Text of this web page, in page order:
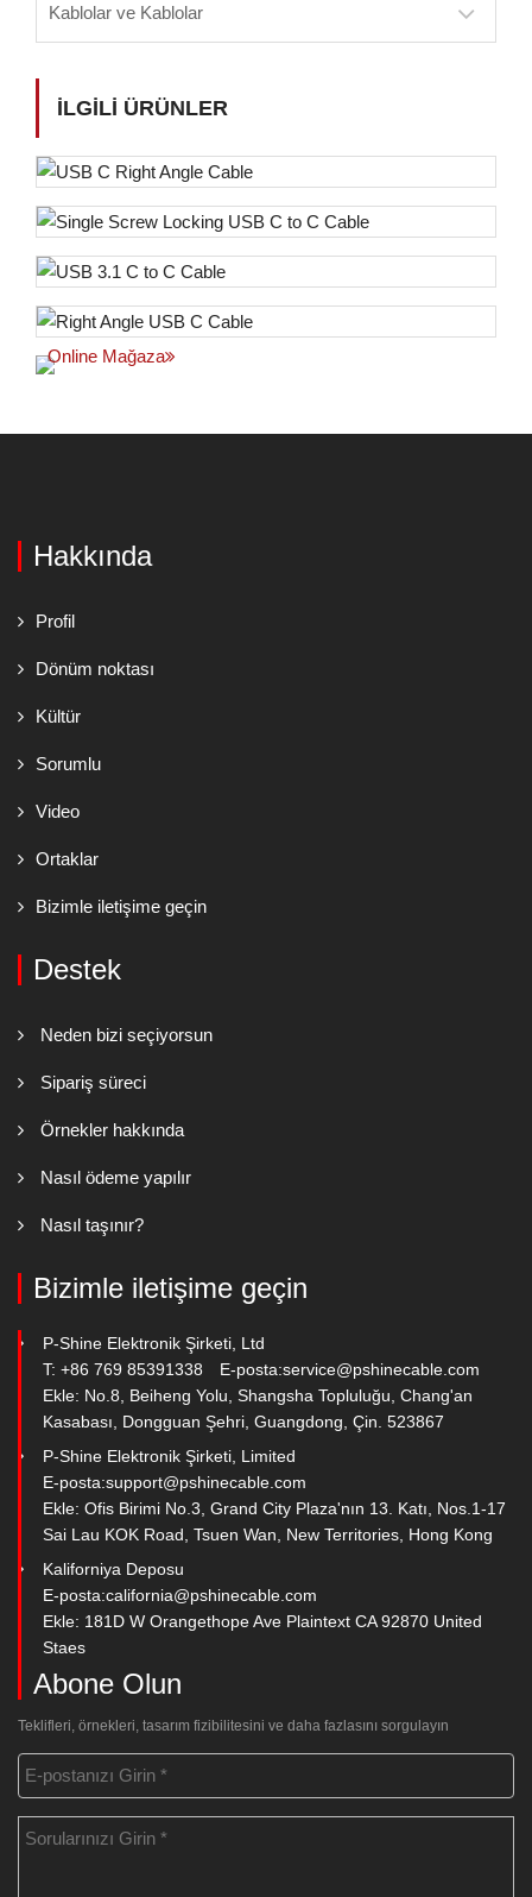
Kablolar ve Kablolar
İLGILI ÜRÜNLER
Online Mağaza
Hakkında
Profil
Dönüm noktası
Kültür
Sorumlu
Video
Ortaklar
Bizimle iletişime geçin
Destek
Neden bizi seçiyorsun
Sipariş süreci
Örnekler hakkında
Nasıl ödeme yapılır
Nasıl taşınır?
Bizimle iletişime geçin
P-Shine Elektronik Şirketi, Ltd
T: +86 769 85391338
E-posta:service@pshinecable.com
Ekle: No.8, Beiheng Yolu, Shangsha Topluluğu, Chang'an
Kasabası, Dongguan Şehri, Guangdong, Çin. 523867
P-Shine Elektronik Şirketi, Limited
E-posta:support@pshinecable.com
Ekle: Ofis Birimi No.3, Grand City Plaza'nın 13. Katı, Nos.1-17
Sai Lau KOK Road, Tsuen Wan, New Territories, Hong Kong
Kaliforniya Deposu
E-posta:california@pshinecable.com
Ekle: 181D W Orangethope Ave Plaintext CA 92870 United
Staes
Abone Olun
Teklifleri, örnekleri, tasarım fizibilitesini ve daha fazlasını sorgulayın